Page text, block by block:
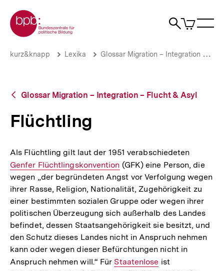
zum
Seiteninhalt
springen
Zur Startseite der bpb
Suche
Artikel
im
Flüchtling
Brotkrümelnavigation
Pfadnavigation
kurz&knapp Lexika Glossar Migration – Integration – Flucht & Asyl
Zurück
Übersicht
Glossar Migration – Integration – Flucht & Asyl
Flüchtling
Als Flüchtling gilt laut der 1951 verabschiedeten
Link:
Genfer Flüchtlingskonvention (GFK) eine Person, die
wegen „der begründeten Angst vor Verfolgung wegen
ihrer Rasse, Religion, Nationalität, Zugehörigkeit zu
einer bestimmten sozialen Gruppe oder wegen ihrer
politischen Überzeugung sich außerhalb des Landes
befindet, dessen Staatsangehörigkeit sie besitzt, und
den Schutz dieses Landes nicht in Anspruch nehmen
kann oder wegen dieser Befürchtungen nicht in
Anspruch nehmen will.“ Für Interner
Staatenlose ist